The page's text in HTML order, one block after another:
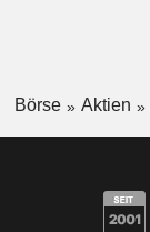
Börse Aktien